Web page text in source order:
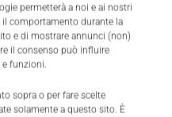
permetterà a noi e ai nostri
il comportamento durante la
e di mostrare annunci (non)
il consenso può influire
e funzioni.
sopra o per fare scelte
solamente a questo sito. È